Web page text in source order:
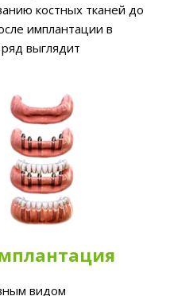
костных тканей до
имплантации в
выглядит
видом